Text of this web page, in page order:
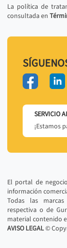
La política de
consultada en
SERVICIO
¡Estamos
El portal de
información
Todas las
respectiva o de
material contenido
AVISO LEGAL©